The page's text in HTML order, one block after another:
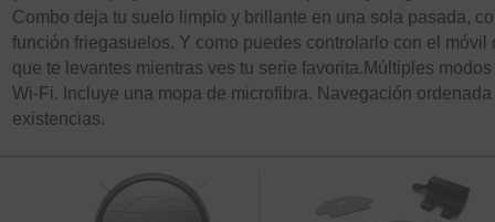
Combo deja tu suelo limpio y brillante en una sola pasada,
función friegasuelos. Y como puedes controlarlo con el móvil
que te levantes mientras ves tu serie favorita.Múltiples
Wi-Fi. Incluye una mopa de microfibra. Navegación
existencias.